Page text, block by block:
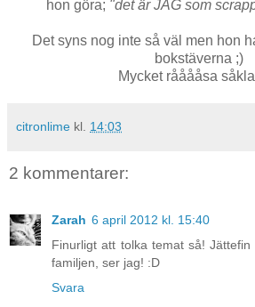
hon göra; "det är JAG som
Det syns nog inte så väl men hon
bokstäverna ;)
Mycket rååååsa
citronlime kl. 14:03
2 kommentarer:
Zarah 6 april 2012 kl. 15:40
Finurligt att tolka temat så!
familjen, ser jag! :D
Svara